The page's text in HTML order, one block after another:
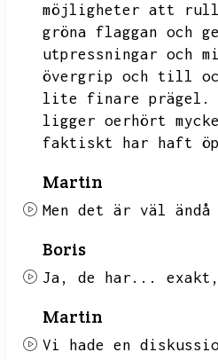
möjligheter att
gröna flaggan och
utpressningar och
övergrip och till
lite finare prägel.
ligger oerhört
faktiskt har haft
Martin
Men det är väl ändå
Boris
Ja, de har... exakt,
Martin
Vi hade en